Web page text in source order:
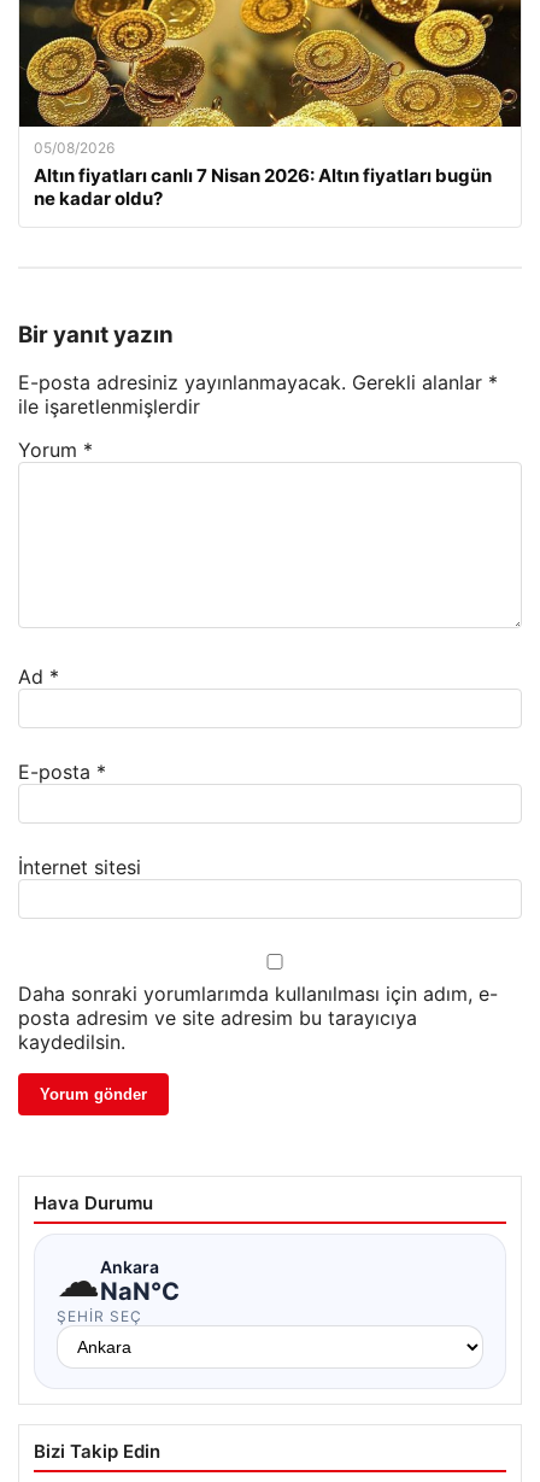
05/08/2026
Altın fiyatları canlı 7 Nisan 2026: Altın fiyatları bugün
ne kadar oldu?
Bir yanıt yazın
E-posta adresiniz yayınlanmayacak. Gerekli alanlar *
ile işaretlenmişlerdir
Yorum *
Ad *
E-posta *
İnternet sitesi
Daha sonraki yorumlarımda kullanılması için adım, e-
posta adresim ve site adresim bu tarayıcıya
kaydedilsin.
Hava Durumu
☁Ankara
NaN°C
ŞEHIR SEÇ
Bizi Takip Edin